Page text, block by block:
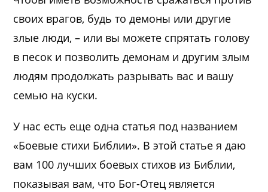
своих врагов, будь то демоны или другие
злые люди, – или вы можете спрятать голову
в песок и позволить демонам и другим злым
людям продолжать разрывать вас и вашу
семью на куски.
У нас есть еще одна статья под названием
«Боевые стихи Библии». В этой статье я даю
вам 100 лучших боевых стихов из Библии,
показывая вам, что Бог-Отец является